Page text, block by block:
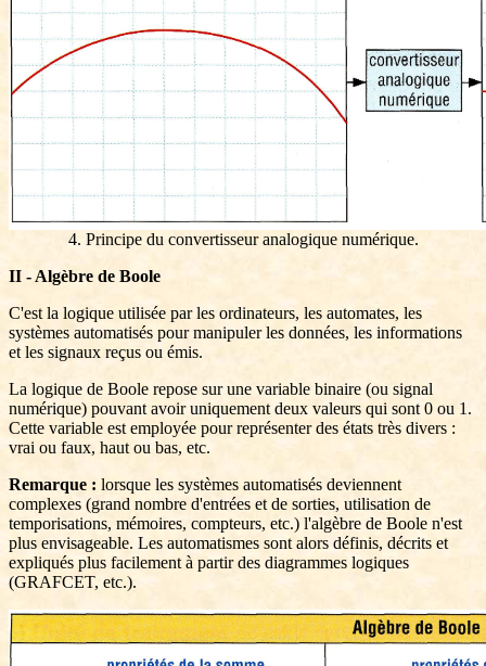
4. Principe du convertisseur analogique numérique.
II - Algèbre de Boole
C'est la logique utilisée par les ordinateurs, les automates, les
systèmes automatisés pour manipuler les données, les informations
et les signaux reçus ou émis.
La logique de Boole repose sur une variable binaire (ou signal
numérique) pouvant avoir uniquement deux valeurs qui sont 0 ou 1.
Cette variable est employée pour représenter des états très divers :
vrai ou faux, haut ou bas, etc.
Remarque : lorsque les systèmes automatisés deviennent
complexes (grand nombre d'entrées et de sorties, utilisation de
temporisations, mémoires, compteurs, etc.) l'algèbre de Boole n'est
plus envisageable. Les automatismes sont alors définis, décrits et
expliqués plus facilement à partir des diagrammes logiques
(GRAFCET, etc.).